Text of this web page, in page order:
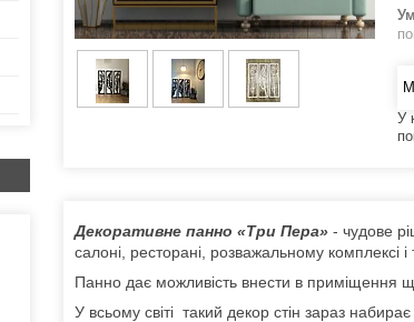
У
Декоративне панно «Три Пера» - чудове
салоні, ресторані, розважальному комплексі і
Панно дає можливість внести в приміщення
У всьому світі такий декор стін зараз набирає